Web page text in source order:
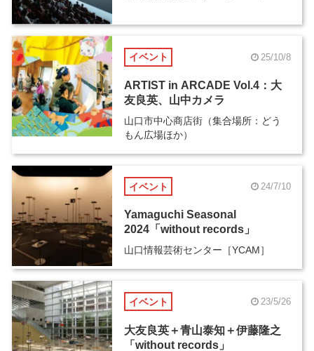
イベント 25/10/8
ARTIST in ARCADE Vol.4：大
友良英、山中カメラ
山口市中心商店街（集合場所：どう
もん広場ほか）
イベント 24/7/10
Yamaguchi Seasonal
2024「without records」
山口情報芸術センター［YCAM］
イベント 23/5/26
大友良英＋青山泰知＋伊藤隆之
「without records」